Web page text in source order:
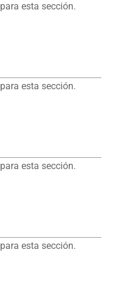
esta sección.
esta sección.
esta sección.
esta sección.